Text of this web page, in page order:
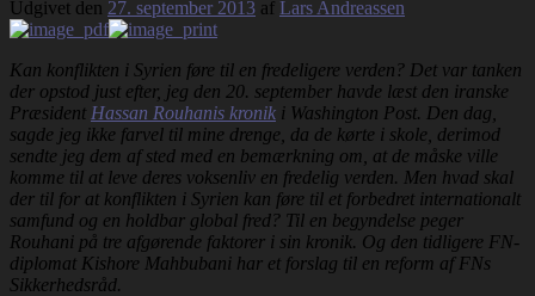
Udgivet den 27. september 2013 af Lars Andreassen
Kan konflikten i Syrien føre til en fredeligere verden? Det var tanken
der opstod just efter, jeg den 20. september havde læst den iranske
Præsident Hassan Rouhanis kronik i Washington Post. Den dag,
sagde jeg ikke farvel til mine drenge, da de kørte i skole, derimod
sendte jeg dem af sted med en bemærkning om, at de måske ville
komme til at leve deres voksenliv en fredelig verden. Men hvad skal
der til for at konflikten i Syrien kan føre til et forbedret internationalt
samfund og en holdbar global fred? Til en begyndelse peger
Rouhani på tre afgørende faktorer i sin kronik. Og den tidligere FN-
diplomat Kishore Mahbubani har et forslag til en reform af FNs
Sikkerhedsråd.